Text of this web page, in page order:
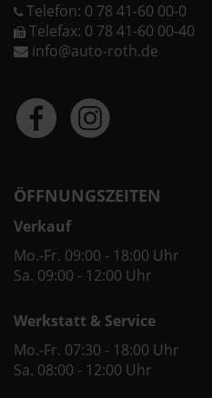
Telefon: 0 78 41-60 00-0
Telefax: 0 78 41-60 00-40
info@auto-roth.de
ÖFFNUNGSZEITEN
Verkauf
Mo.-Fr. 09:00 - 18:00 Uhr
Sa. 09:00 - 12:00 Uhr
Werkstatt & Service
Mo.-Fr. 07:30 - 18:00 Uhr
Sa. 08:00 - 12:00 Uhr